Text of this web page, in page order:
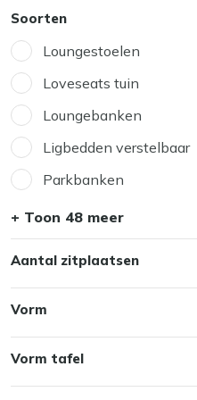
Soorten
Loungestoelen
Loveseats tuin
Loungebanken
Ligbedden verstelbaar
Parkbanken
+ Toon 48 meer
Aantal zitplaatsen
Vorm
Vorm tafel